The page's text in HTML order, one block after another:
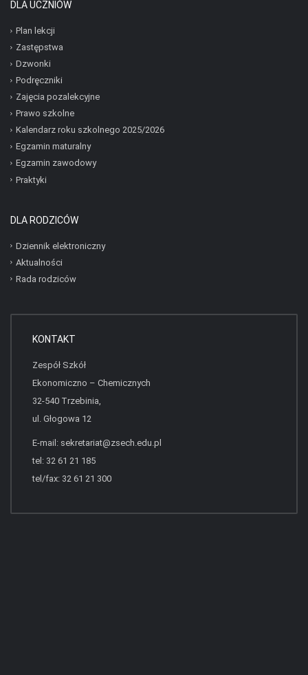
DLA UCZNIÓW
Plan lekcji
Zastępstwa
Dzwonki
Podręczniki
Zajęcia pozalekcyjne
Prawo szkolne
Kalendarz roku szkolnego 2025/2026
Egzamin maturalny
Egzamin zawodowy
Praktyki
DLA RODZICÓW
Dziennik elektroniczny
Aktualności
Rada rodziców
KONTAKT
Zespół Szkół
Ekonomiczno – Chemicznych
32-540 Trzebinia,
ul. Głogowa 12
E-mail: sekretariat@zsech.edu.pl
tel: 32 61 21 185
tel/fax: 32 61 21 300